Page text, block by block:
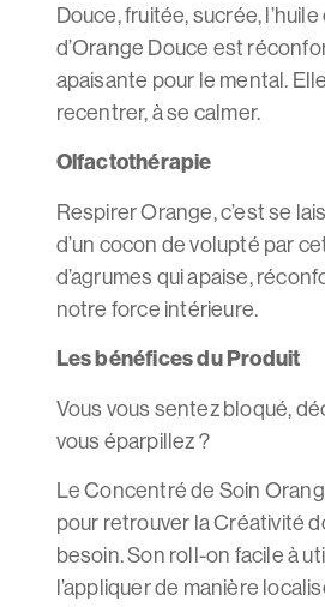
Douce, fruitée, sucrée,
d’Orange Douce est
apaisante pour le mental.
recentrer, à se calmer.
Olfactothérapie
Respirer Orange, c’est se
d’un cocon de volupté par
d’agrumes qui apaise,
notre force intérieure.
Les bénéfices du Produit
Vous vous sentez bloqué,
vous éparpillez ?
Le Concentré de Soin
pour retrouver la Créativité
besoin. Son roll-on facile à
l’appliquer de manière